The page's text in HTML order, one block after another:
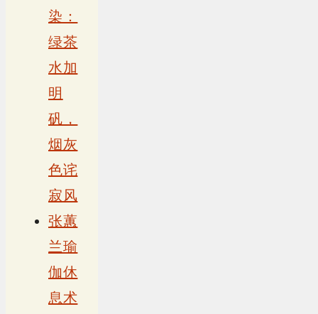
染：
绿茶
水加
明
矾，
烟灰
色诧
寂风
张蕙
兰瑜
伽休
息术